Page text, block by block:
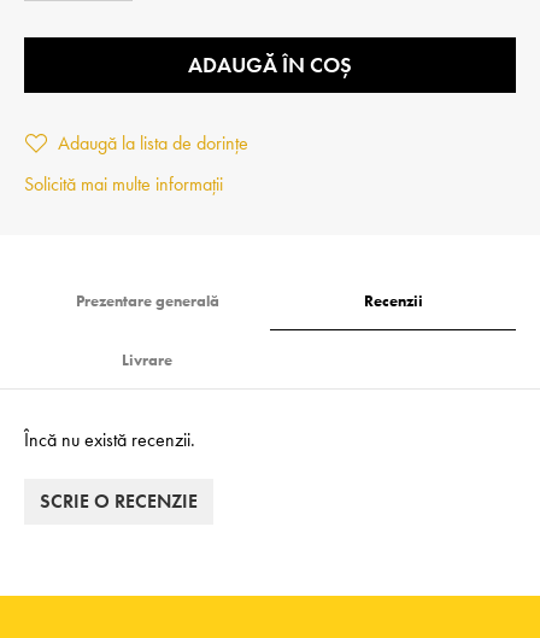
ADAUGĂ ÎN COȘ
Adaugă la lista de dorințe
Solicită mai multe informații
Prezentare generală Recenzii
Livrare
Încă nu există recenzii.
SCRIE O RECENZIE